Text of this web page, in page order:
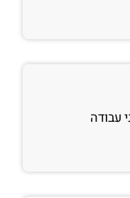
עבודה